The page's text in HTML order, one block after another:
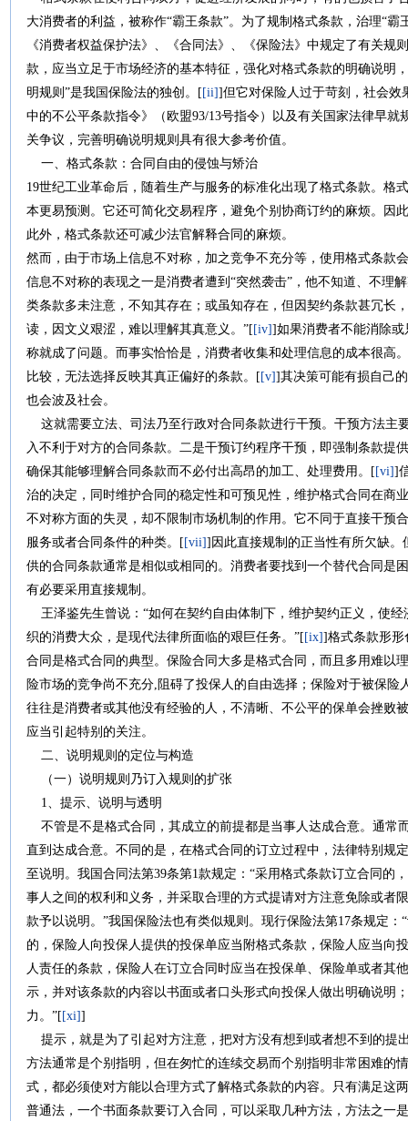
大消费者的利益，被称作“霸王条款”。为了规制格式条款，治理“
《消费者权益保护法》、《合同法》、《保险法》中规定了有关规
款，应当立足于市场经济的基本特征，强化对格式条款的明确说明
明规则”是我国保险法的独创。[ [ii]]但它对保险人过于苛刻，社会效
中的不公平条款指令》（欧盟93/13号指令）以及有关国家法律早
关争议，完善明确说明规则具有很大参考价值。
一、格式条款：合同自由的侵蚀与矫治
19世纪工业革命后，随着生产与服务的标准化出现了格式条款。格
本更易预测。它还可简化交易程序，避免个别协商订约的麻烦。因
此外，格式条款还可减少法官解释合同的麻烦。
然而，由于市场上信息不对称，加之竞争不充分等，使用格式条款
信息不对称的表现之一是消费者遭到“突然袭击”，他不知道、不理
类条款多未注意，不知其存在；或虽知存在，但因契约条款甚冗长
读，因文义艰涩，难以理解其真意义。”[ [iv]]如果消费者不能消除
称就成了问题。而事实恰恰是，消费者收集和处理信息的成本很高
比较，无法选择反映其真正偏好的条款。[ [v]]其决策可能有损自己
也会波及社会。
这就需要立法、司法乃至行政对合同条款进行干预。干预方法主
入不利于对方的合同条款。二是干预订约程序干预，即强制条款提
确保其能够理解合同条款而不必付出高昂的加工、处理费用。[ [vi]]
治的决定，同时维护合同的稳定性和可预见性，维护格式合同在商
不对称方面的失灵，却不限制市场机制的作用。它不同于直接干预
服务或者合同条件的种类。[ [vii]]因此直接规制的正当性有所欠缺
供的合同条款通常是相似或相同的。消费者要找到一个替代合同是
有必要采用直接规制。
王泽鉴先生曾说：“如何在契约自由体制下，维护契约正义，使
织的消费大众，是现代法律所面临的艰巨任务。”[ [ix]]格式条款形形
合同是格式合同的典型。保险合同大多是格式合同，而且多用难以
险市场的竞争尚不充分,阻碍了投保人的自由选择；保险对于被保险
往往是消费者或其他没有经验的人，不清晰、不公平的保单会挫败
应当引起特别的关注。
二、说明规则的定位与构造
（一）说明规则乃订入规则的扩张
1、提示、说明与透明
不管是不是格式合同，其成立的前提都是当事人达成合意。通常
直到达成合意。不同的是，在格式合同的订立过程中，法律特别规
至说明。我国合同法第39条第1款规定：“采用格式条款订立合同的
事人之间的权利和义务，并采取合理的方式提请对方注意免除或者
款予以说明。”我国保险法也有类似规则。现行保险法第17条规定
的，保险人向投保人提供的投保单应当附格式条款，保险人应当向
人责任的条款，保险人在订立合同时应当在投保单、保险单或者其
示，并对该条款的内容以书面或者口头形式向投保人做出明确说明
力。”[ [xi]]
提示，就是为了引起对方注意，把对方没有想到或者想不到的提
方法通常是个别指明，但在匆忙的连续交易而个别指明非常困难的
式，都必须使对方能以合理方式了解格式条款的内容。只有满足这
普通法，一个书面条款要订入合同，可以采取几种方法，方法之一